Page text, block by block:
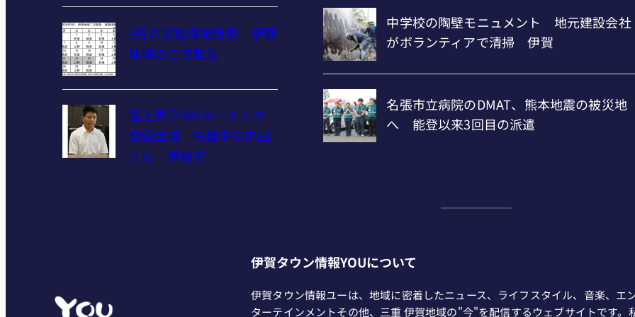
9月の実施体制発表 伊賀
地域の二次救急
陸上男子200メートルで
全国出場 柘植中の内田
さん 伊賀市
伊賀タウン情報YOUについて
伊賀タウン情報ユーは、地域に密着したニュース、ライフスタイル、音楽、エ
ターテインメントその他、三重 伊賀地域の"今"を配信するウェブサイトです。